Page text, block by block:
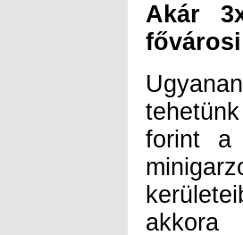
Akár
fővárosi
forint a